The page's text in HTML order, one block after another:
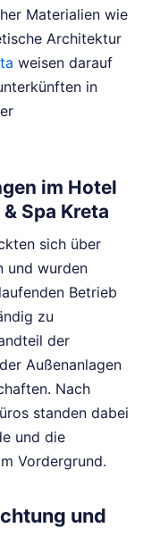
Materialien wie
Architektur
weisen darauf
in
im Hotel
Spa Kreta
sich über
und wurden
Betrieb
zu
der
Außenanlagen
Nach
standen dabei
und die
Vordergrund.
und